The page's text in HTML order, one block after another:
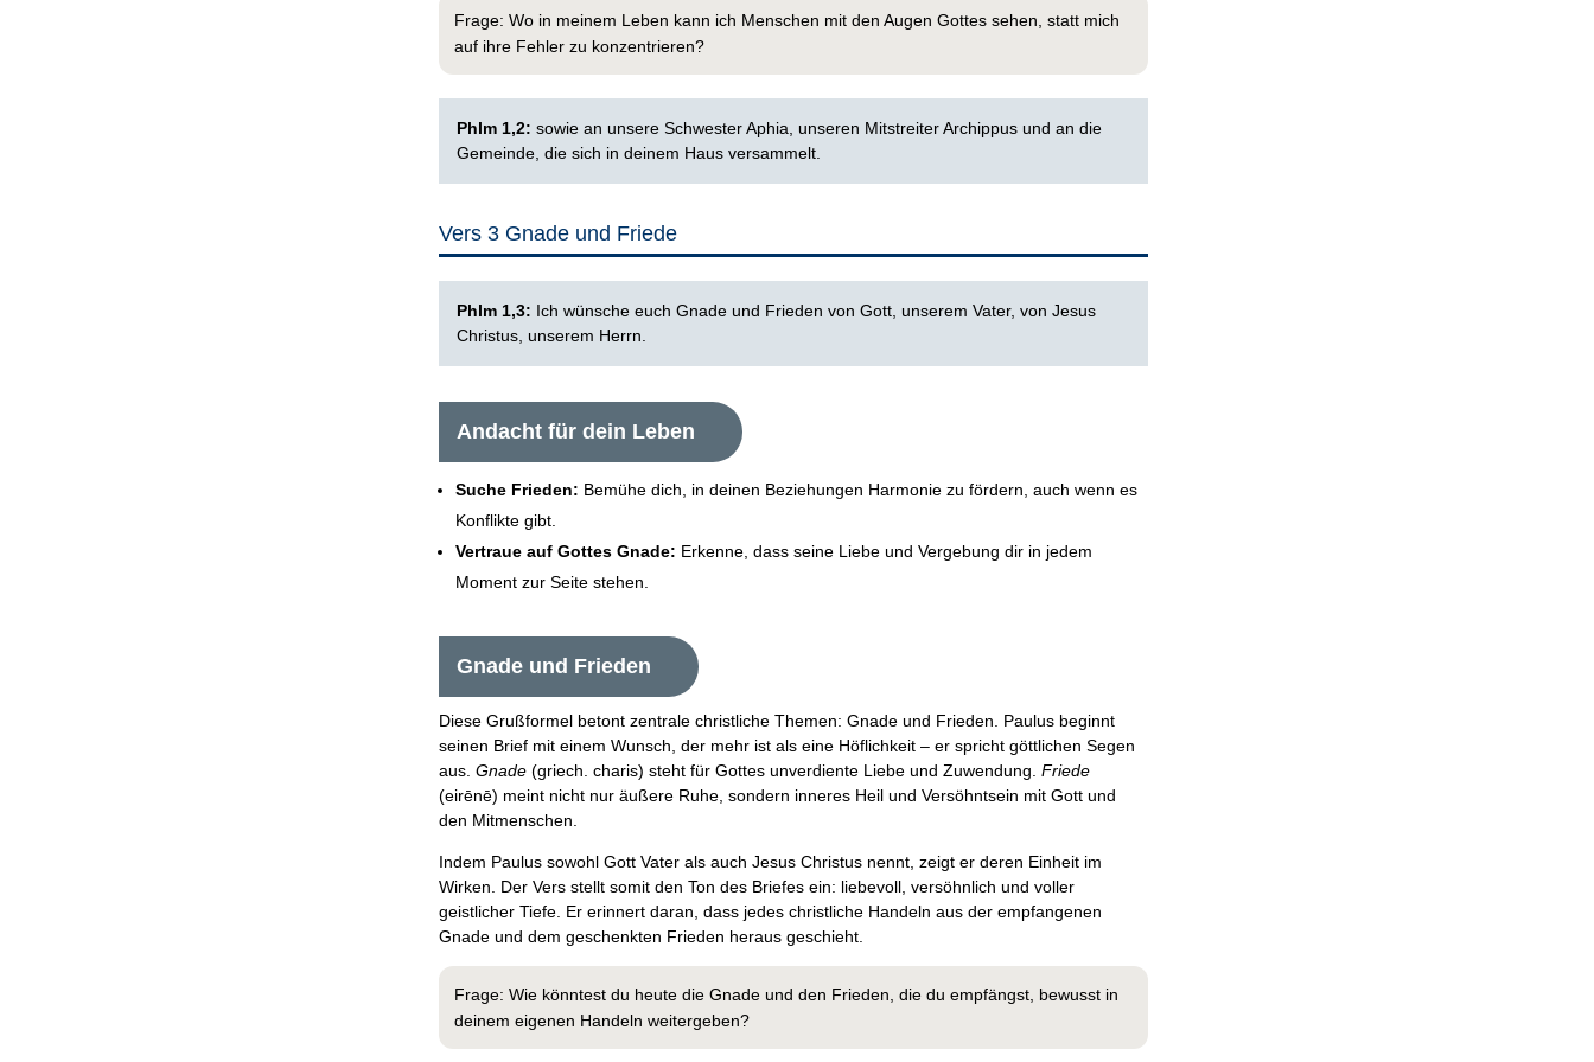
Frage: Wo in meinem Leben kann ich Menschen mit den Augen Gottes sehen, statt mich
auf ihre Fehler zu konzentrieren?
Phlm 1,2:‭sowie an unsere Schwester Aphia, unseren Mitstreiter Archippus und an die
Gemeinde, die sich in deinem Haus versammelt.
Vers 3 Gnade und Friede
Phlm 1,3: Ich wünsche euch Gnade und Frieden von Gott, unserem Vater, von Jesus
Christus, unserem Herrn.
Andacht für dein Leben
Suche Frieden: Bemühe dich, in deinen Beziehungen Harmonie zu fördern, auch wenn es
Konflikte gibt.
Vertraue auf Gottes Gnade: Erkenne, dass seine Liebe und Vergebung dir in jedem
Moment zur Seite stehen.
Gnade und Frieden
Diese Grußformel betont zentrale christliche Themen: Gnade und Frieden. Paulus beginnt
seinen Brief mit einem Wunsch, der mehr ist als eine Höflichkeit – er spricht göttlichen Segen
aus.Gnade (griech. charis) steht für Gottes unverdiente Liebe und Zuwendung.Friede
(eirēnē) meint nicht nur äußere Ruhe, sondern inneres Heil und Versöhntsein mit Gott und
den Mitmenschen.
Indem Paulus sowohl Gott Vater als auch Jesus Christus nennt, zeigt er deren Einheit im
Wirken. Der Vers stellt somit den Ton des Briefes ein: liebevoll, versöhnlich und voller
geistlicher Tiefe. Er erinnert daran, dass jedes christliche Handeln aus der empfangenen
Gnade und dem geschenkten Frieden heraus geschieht.
Frage: Wie könntest du heute die Gnade und den Frieden, die du empfängst, bewusst in
deinem eigenen Handeln weitergeben?